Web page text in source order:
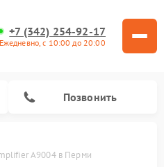
+7 (342) 254-92-17
Ежедневно, с 10:00 до 20:00
Позвонить
A9004 в Перми